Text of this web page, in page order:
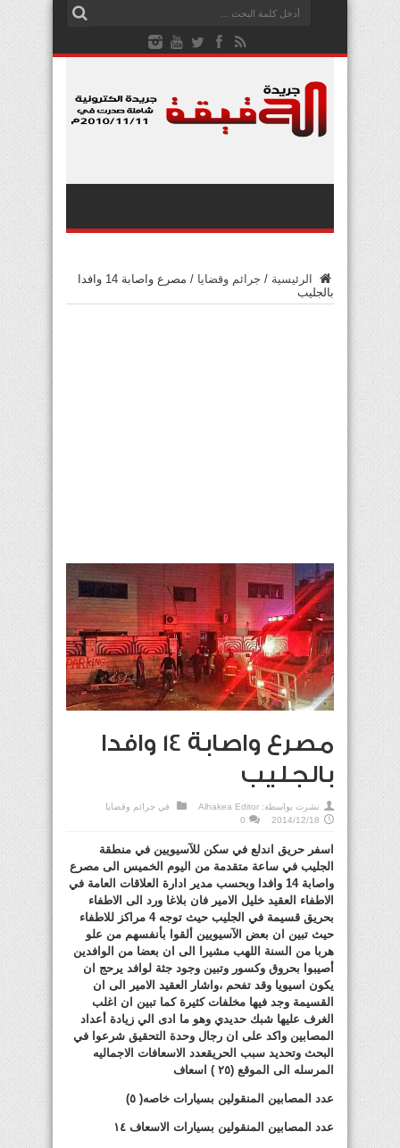
الرئيسية / جرائم وقضايا /
‏مصرع واصابة 14 وافدا
بالجليب
‏مصرع واصابة 14 وافدا
بالجليب
نشرت بواسطة: Alhakea Editor في جرائم وقضايا
2014/12/18
0
اسفر حريق اندلع في سكن للآسيويين في منطقة
الجليب في ساعة متقدمة من اليوم الخميس الى مصرع
واصابة 14 وافدا وبحسب مدير ادارة العلاقات العامة في
الاطفاء العقيد خليل الامير فان بلاغا ورد الى الاطفاء
بحريق قسيمة في الجليب حيث توجه 4 مراكز للاطفاء
حيث تبين ان بعض الآسيويين ألقوا بأنفسهم من علو
هربا من السنة اللهب مشيرا الى ان بعضا من الوافدين
أصيبوا بحروق وكسور وتبين وجود جثة لوافد يرحج ان
يكون اسيويا وقد تفحم ،واشار العقيد الامير الى ان
القسيمة وجد فيها مخلفات كثيرة كما تبين ان اغلب
الغرف عليها شبك حديدي وهو ما ادى الي زيادة أعداد
المصابين واكد على ان رجال وحدة التحقيق شرعوا في
البحث وتحديد سبب الحريقعدد الاسعافات الاجماليه
المرسله الى الموقع (٢٥ ) اسعاف
عدد المصابين المنقولين بسيارات خاصه( ٥)
عدد المصابين المنقولين بسيارات الاسعاف ١٤